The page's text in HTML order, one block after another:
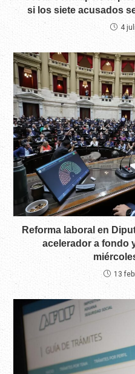
si los siete acusados
4
Reforma laboral en
acelerador a fondo
13